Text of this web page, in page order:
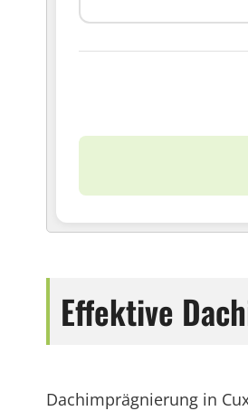
Effektive
Dachimprägnierung in